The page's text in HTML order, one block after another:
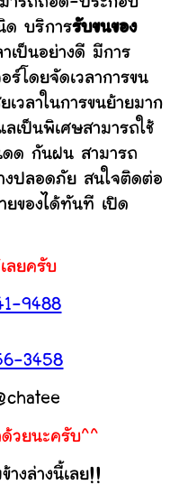
ด บริการรับขนของ
เป็นอย่างดี มีการ
ร์โดยจัดเวลาการขน
เวลาในการขนย้ายมาก
เป็นพิเศษสามารถใช้
ด กันฝน สามารถ
งปลอดภัย สนใจติดต่อ
ยของได้ทันที เปิด
ลยครับ
9488
3458
วยนะครับ^^
งล่างนี้เลย!!